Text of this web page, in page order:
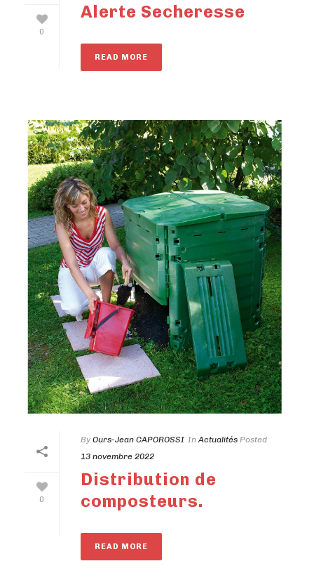
0
Alerte Secheresse
READ MORE
0
ByOurs-Jean CAPOROSSI InActualités Posted
13 novembre 2022
Distribution de
composteurs.
READ MORE